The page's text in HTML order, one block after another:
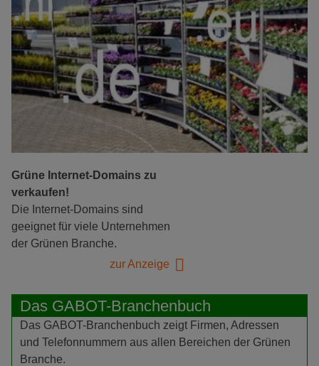
Grüne Internet-Domains zu
verkaufen!
Die Internet-Domains sind
geeignet für viele Unternehmen
der Grünen Branche.
zur Anzeige
Das GABOT-Branchenbuch
Das GABOT-Branchenbuch zeigt Firmen, Adressen
und Telefonnummern aus allen Bereichen der Grünen
Branche.